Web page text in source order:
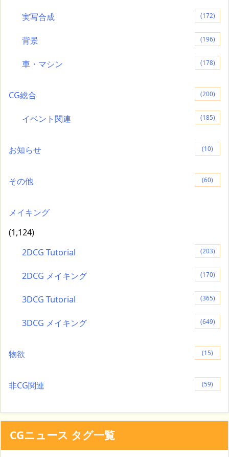
実写合成 (172)
背景 (196)
車・マシン (178)
CG総合 (200)
イベント関連 (185)
お知らせ (10)
その他 (60)
メイキング
(1,124)
2DCG Tutorial
(203)
2DCG メイキング (170)
3DCG Tutorial (365)
3DCG メイキング (649)
物欲 (15)
非CG関連 (59)
CGニュース タグ一覧